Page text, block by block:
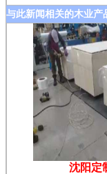
与此新闻相关的木业产
沈阳定